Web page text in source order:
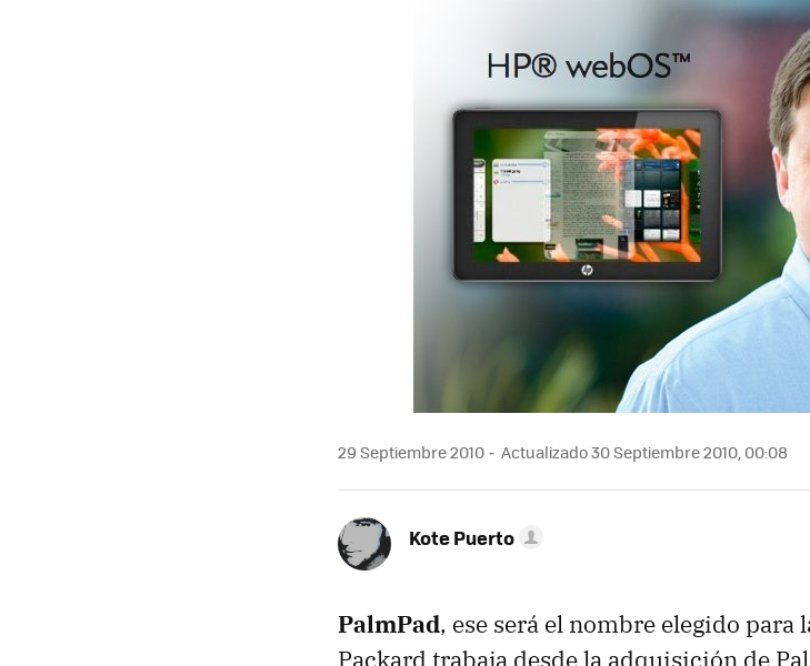
29 Septiembre 2010 Actualizado 30 Septiembre 2010, 00:08
Kote Puerto
PalmPad, ese será el nombre elegido para
Packard trabaja desde la adquisición de